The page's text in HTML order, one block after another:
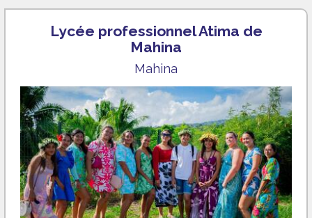
Lycée professionnel Atima de
Mahina
Mahina